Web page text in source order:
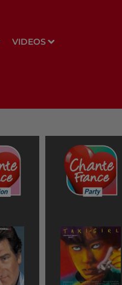
VIDEOS